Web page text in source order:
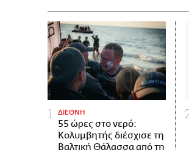
ΔΙΕΘΝΗ
55 ώρες στο νερό:
Κολυμβητής διέσχισε τη
Βαλτική Θάλασσα από τη